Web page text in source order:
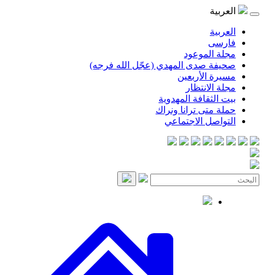
العربية
العربية
فارسی
مجلة الموعود
صحيفة صدى المهدي (عجّل الله فرجه)
مسيرة الأربعين
مجلة الانتظار
بيت الثقافة المهدوية
حملة متى ترانا ونراك
التواصل الاجتماعي